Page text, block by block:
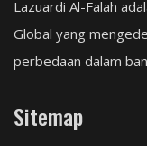
Lazuardi Al-Falah
Global yang
perbedaan dalam
Sitemap